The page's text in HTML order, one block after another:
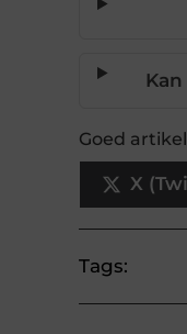
Goed
X
Tags: